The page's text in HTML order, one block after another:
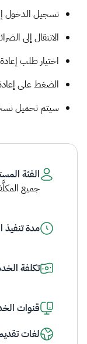
​​​​​​تسجيل الدخول إلى
الانتقال إلى
اختيار طلب
الضغط على
سيتم تحميل
الفئة
جميع
مدة تنفيذ
تكلفة
قنوات
لغات